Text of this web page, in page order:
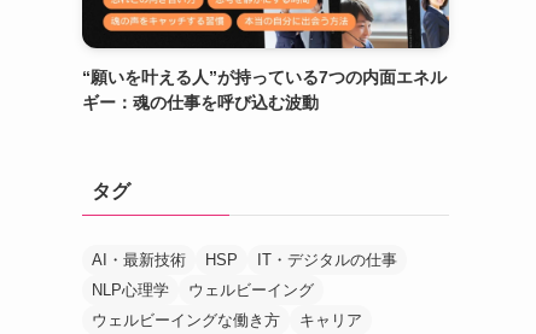
“願いを叶える人”が持っている7つの内面エネル
ギー：魂の仕事を呼び込む波動
タグ
AI・最新技術 HSP
IT・デジタルの仕事
NLP心理学
ウェルビーイング
ウェルビーイングな働き方
キャリア